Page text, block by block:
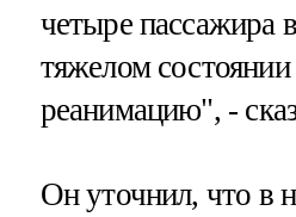
четыре пассажира
тяжелом
реанимацию", -
Он уточнил, что в